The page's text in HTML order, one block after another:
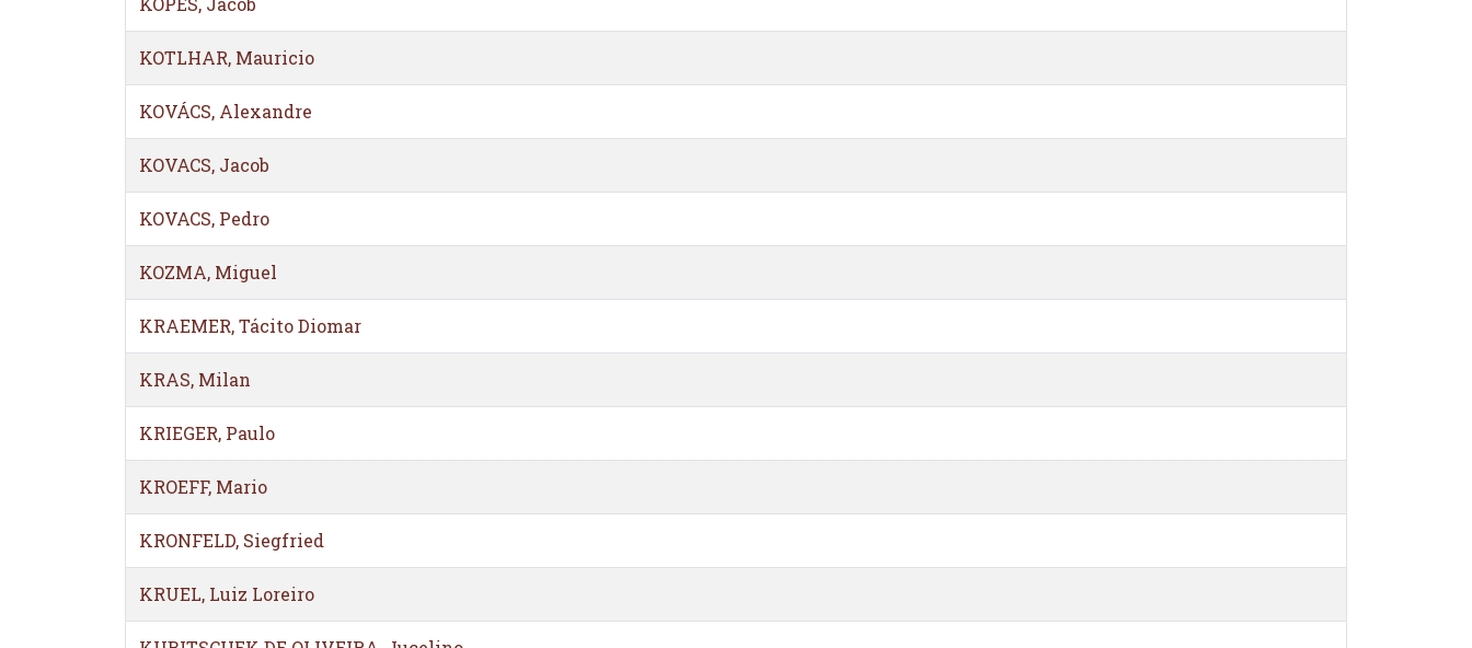
KOTLHAR, Mauricio
KOVÁCS, Alexandre
KOVACS, Jacob
KOVACS, Pedro
KOZMA, Miguel
KRAEMER, Tácito Diomar
KRAS, Milan
KRIEGER, Paulo
KROEFF, Mario
KRONFELD, Siegfried
KRUEL, Luiz Loreiro